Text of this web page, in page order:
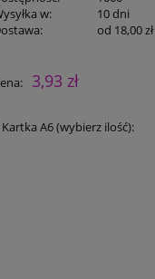
w:
10 dni
od 18,00 zł
płatności
3,93 zł
Kartka A6 (wybierz ilość):